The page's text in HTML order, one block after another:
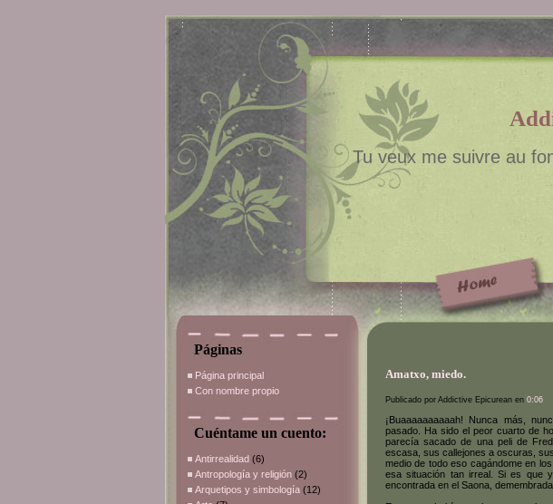
Tu veux me suivre au
Páginas
Página principal
Con nombre propio
Cuéntame un cuento:
Antirrealidad (6)
Antropología y religión (2)
Arquetipos y simbología (12)
Amatxo, miedo.
Publicado por Addictive Epicurean en 0:06
¡Buaaaaaaaaaah! Nunca más,
pasado. Ha sido el peor cuarto de
parecía sacado de una peli de
escasa, sus callejones a oscuras,
medio de todo eso cagándome en
esa situación tan irreal. Si es que
encontrada en el Saona,